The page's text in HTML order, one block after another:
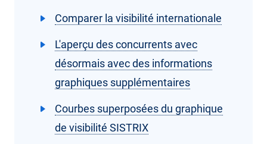
Comparer la visibilité internationale
L'aperçu des concurrents avec
désormais avec des informations
graphiques supplémentaires
Courbes superposées du graphique
de visibilité SISTRIX